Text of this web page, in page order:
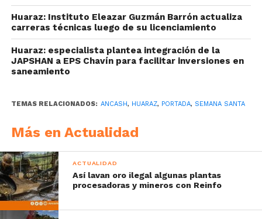
Huaraz: Instituto Eleazar Guzmán Barrón actualiza
carreras técnicas luego de su licenciamiento
Huaraz: especialista plantea integración de la
JAPSHAN a EPS Chavín para facilitar inversiones en
saneamiento
TEMAS RELACIONADOS: ANCASH, HUARAZ, PORTADA, SEMANA SANTA
Más en Actualidad
ACTUALIDAD
Así lavan oro ilegal algunas plantas
procesadoras y mineros con Reinfo